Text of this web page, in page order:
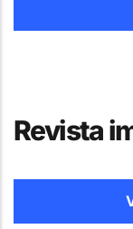
Revista